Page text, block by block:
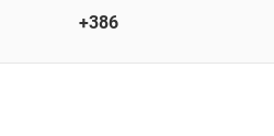
+386